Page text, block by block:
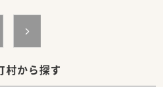
村から探す